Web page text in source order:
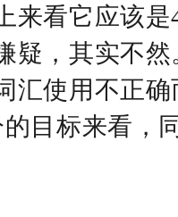
来看它应该
疑，其实不
汇使用不正
目标来看，